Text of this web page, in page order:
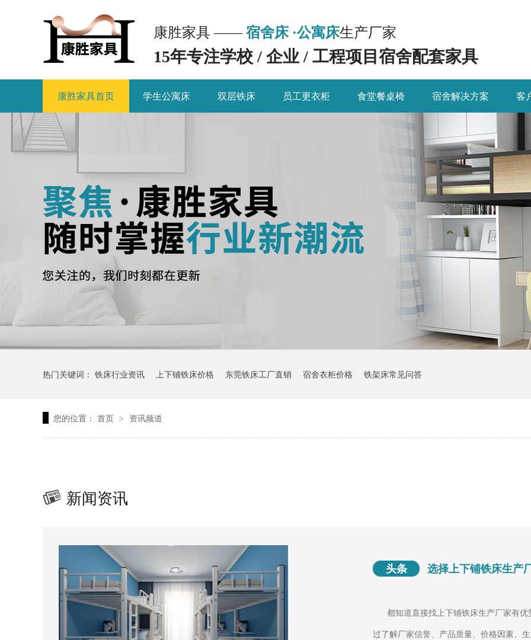
康胜家具 ——宿舍床 ·公寓床生产厂家
15年专注学校 / 企业 / 工程项目宿舍配套家具
康胜家具首页 学生公寓床 双层铁床 员工更衣柜 食堂餐桌椅 宿舍解决方案 客
热门关键词： 铁床行业资讯 上下铺铁床价格 东莞铁床工厂直销 宿舍衣柜价格 铁架床常见问答
您的位置： 首页 > 资讯频道
新闻资讯
头条 选择上下铺铁床生产
都知道直接找上下铺铁床生产厂家有优
过了解厂家信誉、产品质量、价格因素、